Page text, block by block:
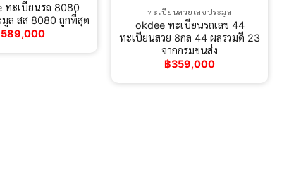
ทะเบียนรถ 8080
ล สส 8080 ถูกที่สุด
589,000
ทะเบียนสวยเลขประมูล
okdee ทะเบียนรถเลข 44
ทะเบียนสวย 8กล 44 ผลรวมดี 23
จากกรมขนส่ง
฿359,000